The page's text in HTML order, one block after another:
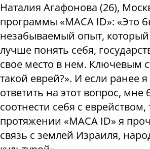
Наталия Агафонова (26),
программы «МАСА ID»: «‎Это
незабываемый опыт,
лучше понять себя,
свое место в нем. Ключевым
такой еврей?»‎. И если ранее
ответить на этот вопрос,
соотнести себя с еврейством,
протяжении «МАСА ID» я
связь с землей Израиля,